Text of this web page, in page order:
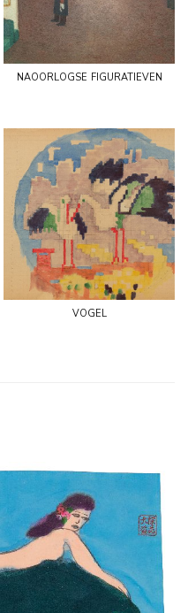
naoorlogse figuratieven
vogel